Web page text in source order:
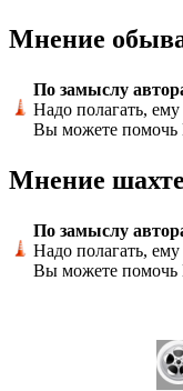
Мнение
По замыслу
Надо полагать,
Вы можете помочь
Мнение
По замыслу
Надо полагать,
Вы можете помочь